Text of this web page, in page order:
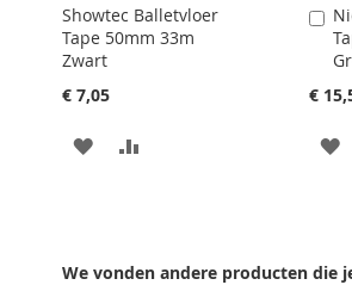
Showtec Balletvloer
Tape 50mm 33m
Zwart
€ 7,05
AAN
TE
€
We vonden andere producten die